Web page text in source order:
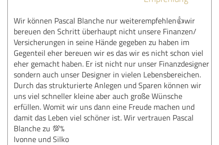
Wir können Pascal Blanche nur weiterempfehlen👍wir
bereuen den Schritt überhaupt nicht unsere Finanzen/
Versicherungen in seine Hände gegeben zu haben im
Gegenteil eher bereuen wir es das wir es nicht schon viel
eher gemacht haben. Er ist nicht nur unser Finanzdesigner
sondern auch unser Designer in vielen Lebensbereichen.
Durch das strukturierte Anlegen und Sparen können wir
uns viel schneller kleine aber auch große Wünsche
erfüllen. Womit wir uns dann eine Freude machen und
damit das Leben viel schöner ist. Wir vertrauen Pascal
Blanche zu 💯%
Ivonne und Silko